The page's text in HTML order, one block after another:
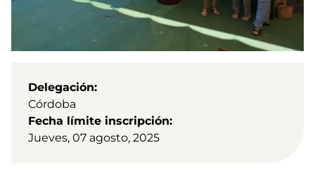
Delegación
Córdoba
Fecha límite inscripción
Jueves, 07 agosto, 2025